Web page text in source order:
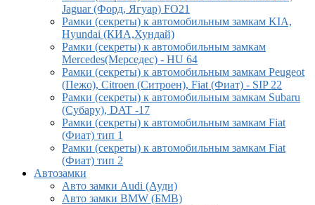
Jaguar (Форд, Ягуар) FO21
Рамки (секреты) к автомобильным замкам KIA,
Hyundai (КИА,Хундай)
Рамки (секреты) к автомобильным замкам
Mercedes(Мерседес) - HU 64
Рамки (секреты) к автомобильным замкам Peugeot
(Пежо), Citroen (Ситроен), Fiat (Фиат) - SIP 22
Рамки (секреты) к автомобильным замкам Subaru
(Субару), DAT -17
Рамки (секреты) к автомобильным замкам Fiat
(Фиат) тип 1
Рамки (секреты) к автомобильным замкам Fiat
(Фиат) тип 2
Автозамки
Авто замки Audi (Ауди)
Авто замки BMW (БМВ)